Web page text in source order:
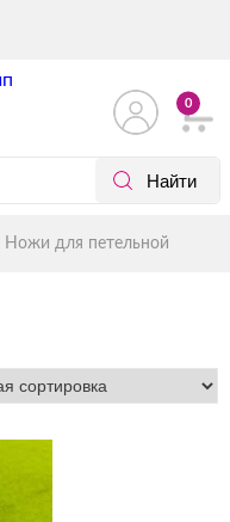
0
Ножи для петельной